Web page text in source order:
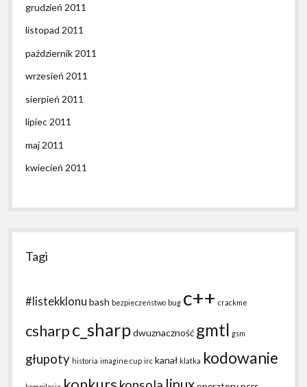
grudzień 2011
listopad 2011
październik 2011
wrzesień 2011
sierpień 2011
lipiec 2011
maj 2011
kwiecień 2011
Tagi
#listekklonu bash bezpieczeństwo bug c++ crackme
csharpc_sharpdwuznaczność gmtl gsm
głupoty historia imagine cup irc kanał klatka kodowanie